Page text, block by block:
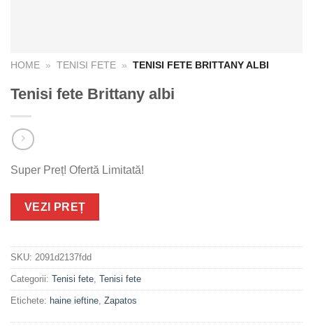
HOME » TENISI FETE » TENISI FETE BRITTANY ALBI
Tenisi fete Brittany albi
Super Preț! Ofertă Limitată!
VEZI PREȚ
SKU: 2091d2137fdd
Categorii: Tenisi fete Tenisi fete
Etichete: haine ieftine Zapatos